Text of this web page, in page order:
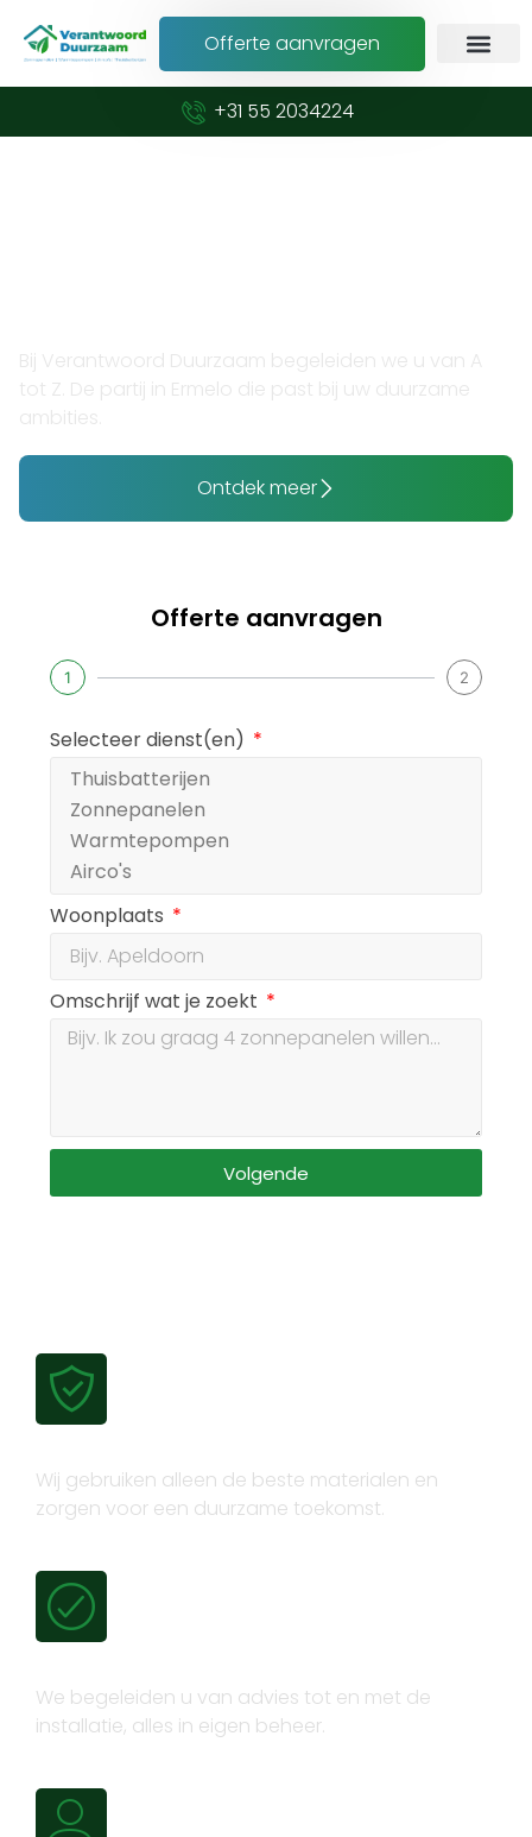
Offerte aanvragen
+31 55 2034224
Bij Verantwoord Duurzaam begeleiden we u van A
tot Z. De partij in Ermelo die past bij uw duurzame
ambities.
Ontdek meer
Offerte aanvragen
1 2
Selecteer dienst(en)
Woonplaats
Omschrijf wat je zoekt
Volgende
Wij gebruiken alleen de beste materialen en
zorgen voor een duurzame toekomst.
We begeleiden u van advies tot en met de
installatie, alles in eigen beheer.